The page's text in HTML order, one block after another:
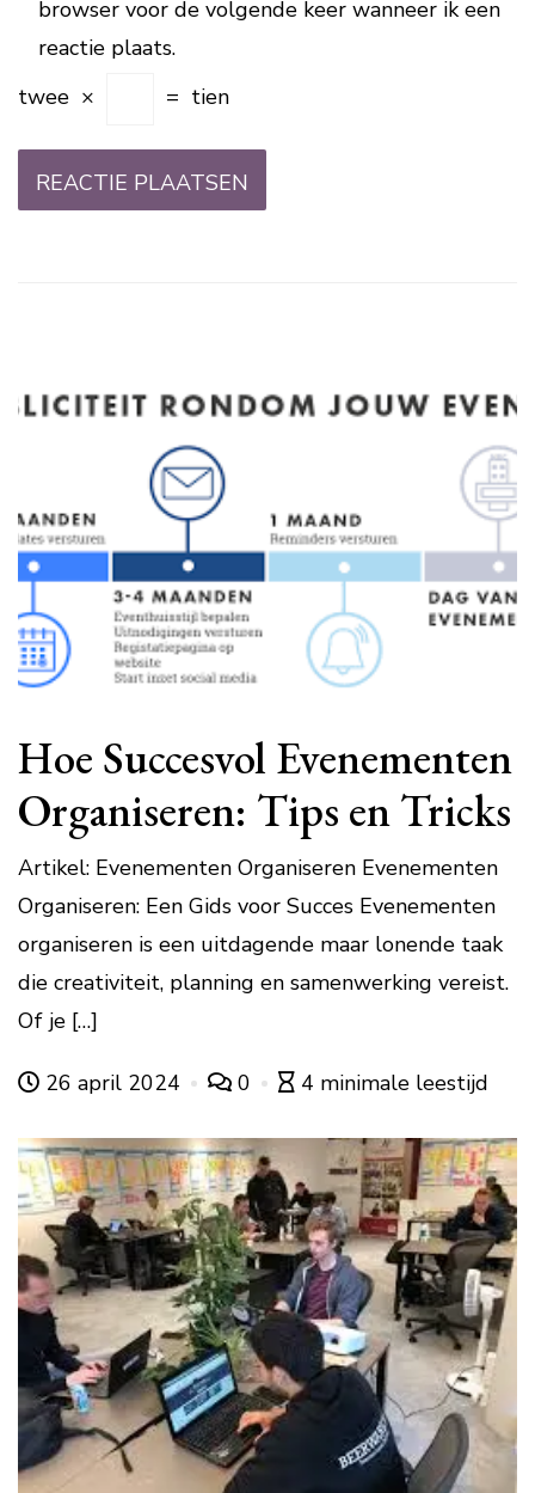
browser voor de volgende keer wanneer ik een
reactie plaats.
twee × = tien
Hoe Succesvol Evenementen
Organiseren: Tips en Tricks
Artikel: Evenementen Organiseren Evenementen
Organiseren: Een Gids voor Succes Evenementen
organiseren is een uitdagende maar lonende taak
die creativiteit, planning en samenwerking vereist.
Of je […]
26 april 2024 0 4 minimale leestijd